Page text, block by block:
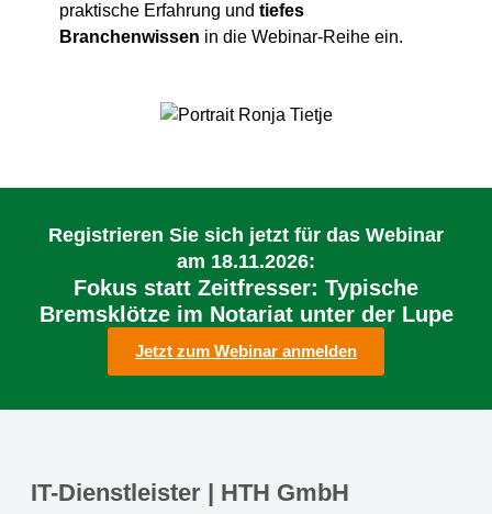
praktische Erfahrung undtiefes
Branchenwissen in die Webinar-Reihe ein.
Registrieren Sie sich jetzt für das Webinar
am 18.11.2026:
Fokus statt Zeitfresser: Typische
Bremsklötze im Notariat unter der Lupe
Jetzt zum Webinar anmelden
IT-Dienstleister | HTH GmbH